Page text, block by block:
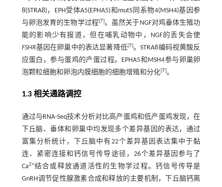
8(STRA8)，EPH受体A5(EPHA5)和mutS同系物4(MSH4)基因参
与卵泡发育的生物学过程[7]。虽然关于NGF对鸡垂体生殖功
能的影响少有报道，但在哺乳动物中，NGF的丢失会使
FSHR基因在卵巢中的表达显著降低[7]。STRA8编码视黄酸反
应蛋白，参与蛋鸡的产蛋过程。EPHA5和MSH4参与卵巢卵
泡颗粒细胞和卵泡内膜细胞的细胞增殖和分化[7]。
1.3 相关通路调控
通过与RNA-Seq技术分析对比高产蛋鸡和低产蛋鸡发现，在
下丘脑、垂体和卵巢中均发现多个差异基因的表达，通过
富集分析统计，下丘脑中有22个差异基因表达集中于黏
连、紧密连接和钙信号传导途径，26个差异基因参与了
Ca2+结合或释放通道活性的生物学过程。钙信号传导是
GnRH调节促性腺激素合成和释放的主要机制，下丘脑钙离